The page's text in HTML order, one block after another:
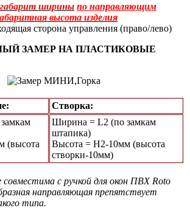
габарит ширины по направляющим
высота изделия
сторона управления (право/лево)
ЗАМЕР НА ПЛАСТИКОВЫЕ
Створка:
(высота
Ширина = L2 (по замкам
штапика)
Высота = H2-10мм (высота
створки-10мм)
с ручкой для окон ПВХ Roto
направляющая препятствует
типа.